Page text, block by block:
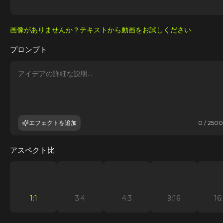
画像がありませんか？テキストから動画をお試しください
プロンプト
エフェクトを追加 0 / 2500
アスペクト比
1:1 3:4 4:3 9:16